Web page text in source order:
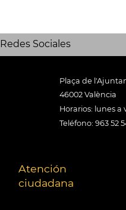
Redes Sociales
Plaça de
46002 València
Horarios: lunes a
Teléfono: 963 52
Atención
ciudadana